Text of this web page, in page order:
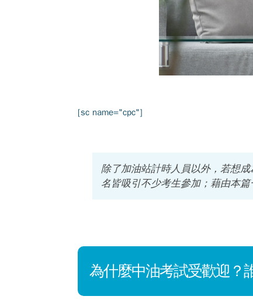
[sc name="cpc"]
除了加油站計時人員以外，若想
名皆吸引不少考生參加；藉由本
為什麼中油考試受歡迎？